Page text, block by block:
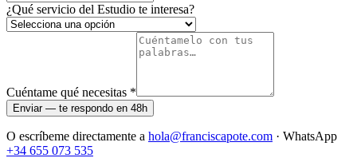
¿Qué servicio del Estudio te interesa?
Cuéntame qué necesitas *
Enviar — te respondo en 48h
O escríbeme directamente a hola@franciscapote.com · WhatsApp
+34 655 073 535